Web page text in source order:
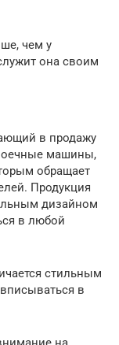
чем у
она своим
в продажу
машины,
обращает
Продукция
дизайном
в любой
стильным
в